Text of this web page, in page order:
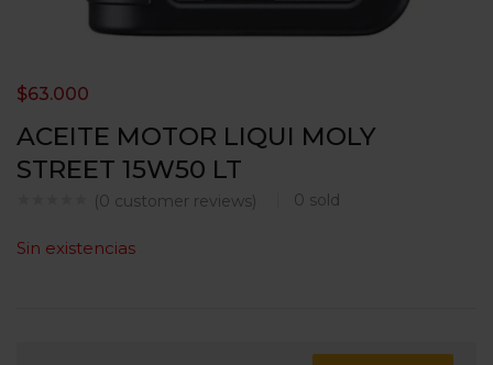
ACEITE MOTOR LIQUI MOLY
STREET 15W50 LT
(0 customer reviews) 0 sold
$63.000
Sin existencias